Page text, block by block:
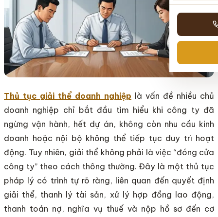
Thủ tục giải thể doanh nghiệp là vấn đề nhiều chủ
doanh nghiệp chỉ bắt đầu tìm hiểu khi công ty đã
ngừng vận hành, hết dự án, không còn nhu cầu kinh
doanh hoặc nội bộ không thể tiếp tục duy trì hoạt
động. Tuy nhiên, giải thể không phải là việc “đóng cửa
công ty” theo cách thông thường. Đây là một thủ tục
pháp lý có trình tự rõ ràng, liên quan đến quyết định
giải thể, thanh lý tài sản, xử lý hợp đồng lao động,
thanh toán nợ, nghĩa vụ thuế và nộp hồ sơ đến cơ